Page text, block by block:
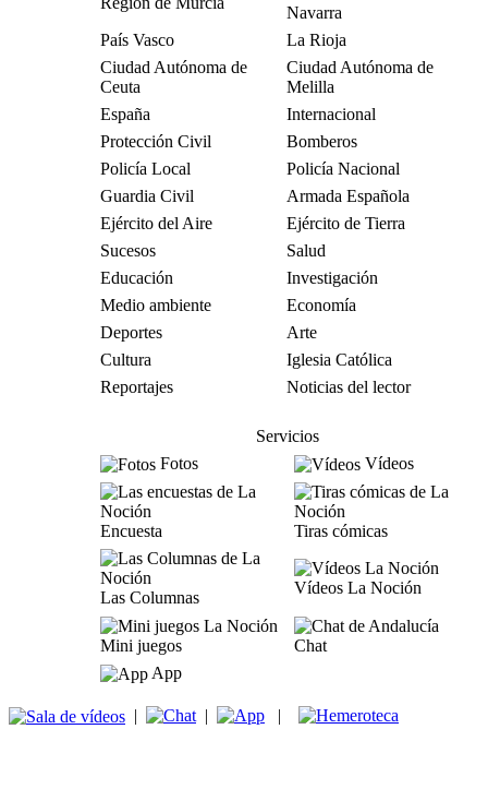
Navarra
País Vasco
La Rioja
Ciudad Autónoma de
Ceuta
Ciudad Autónoma de
Melilla
España
Internacional
Protección Civil
Bomberos
Policía Local
Policía Nacional
Guardia Civil
Armada Española
Ejército del Aire
Ejército de Tierra
Sucesos
Salud
Educación
Investigación
Medio ambiente
Economía
Deportes
Arte
Cultura
Iglesia Católica
Reportajes
Noticias del lector
Servicios
Fotos
Vídeos
Encuesta Tiras cómicas
Las Columnas
Vídeos La Noción
Mini juegos
Chat
App
| | |